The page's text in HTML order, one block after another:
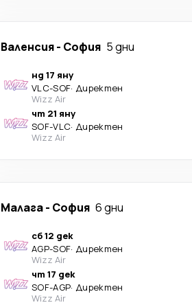
Валенсия- София 5 дни
нд 17 яну
VLC-SOF· Директен
Wizz Air
чт 21 яну
SOF-VLC· Директен
Wizz Air
Малага- София 6 дни
сб 12 дек
AGP-SOF· Директен
Wizz Air
чт 17 дек
SOF-AGP· Директен
Wizz Air